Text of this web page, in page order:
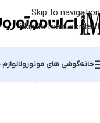
Skip to navigation
Skip to main content
خانهگوشی های موتورولا